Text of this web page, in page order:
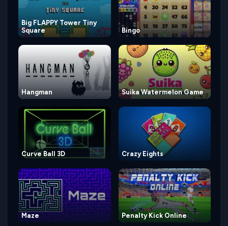
Big FLAPPY Tower Tiny
Square
Bingo
Hangman Suika Watermelon Game
Curve Ball 3D Crazy Eights
Maze Penalty Kick Online